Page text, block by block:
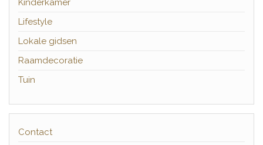
Kinderkamer
Lifestyle
Lokale gidsen
Raamdecoratie
Tuin
Contact